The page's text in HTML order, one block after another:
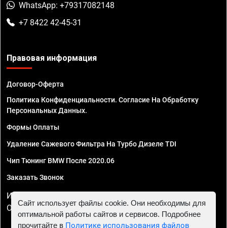
WhatsApp: +79317082148
+7 8422 42-45-31
Правовая информация
Договор-Оферта
Политика Конфиденциальности. Согласие На Обработку
Персональных Данных.
Формы Оплаты
Удаление Сажевого Фильтра На Турбо Дизеле TDI
Чип Тюнинг BMW После 2020.06
Заказать Звонок
ИП Смирнов Георгий Павлович. ИНН 781302555843,
ОГРНИП 324470400032610
Сайт использует файлы cookie. Они необходимы для
оптимальной работы сайтов и сервисов. Подробнее
прочитайте в Политике использования файлов